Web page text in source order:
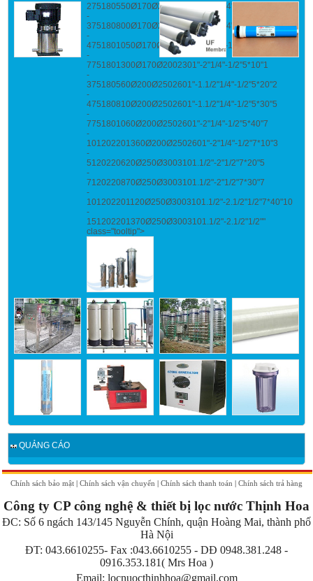
275180550Ø170Ø2002301"-1.1/2"1/4"-1/2"3*20"1
-
375180800Ø170Ø2002301"-1.1/2"1/4"-1/2"3*30"2
-
4751801050Ø170Ø2002301"-2"1/4"-1/2"3*40"5
-
7751801300Ø170Ø2002301"-2"1/4"-1/2"5*10"1
-
375180560Ø200Ø2502601"-1.1/2"1/4"-1/2"5*20"2
-
475180810Ø200Ø2502601"-1.1/2"1/4"-1/2"5*30"5
-
7751801060Ø200Ø2502601"-2"1/4"-1/2"5*40"7
-
101202201360Ø200Ø2502601"-2"1/4"-1/2"7*10"3
-
5120220620Ø250Ø3003101.1/2"-2"1/2"7*20"5
-
7120220870Ø250Ø3003101.1/2"-2"1/2"7*30"7
-
101202201120Ø250Ø3003101.1/2"-2.1/2"1/2"7*40"10
-
151202201370Ø250Ø3003101.1/2"-2.1/2"1/2""
class="tooltip">
QUẢNG CÁO
Chính sách bảo mật | Chính sách vận chuyển | Chính sách thanh toán | Chính sách trả hàng
Công ty CP công nghệ & thiết bị lọc nước Thịnh Hoa
ĐC: Số 6 ngách 143/145 Nguyễn Chính, quận Hoàng Mai, thành phố
Hà Nội
ĐT: 043.6610255- Fax :043.6610255 - DĐ 0948.381.248 -
0916.353.181( Mrs Hoa )
Email: locnuocthinhhoa@gmail.com